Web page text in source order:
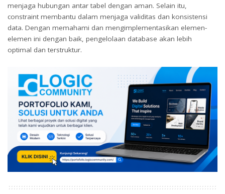
menjaga hubungan antar tabel dengan aman. Selain itu,
constraint membantu dalam menjaga validitas dan konsistensi
data. Dengan memahami dan mengimplementasikan elemen-
elemen ini dengan baik, pengelolaan database akan lebih
optimal dan terstruktur.